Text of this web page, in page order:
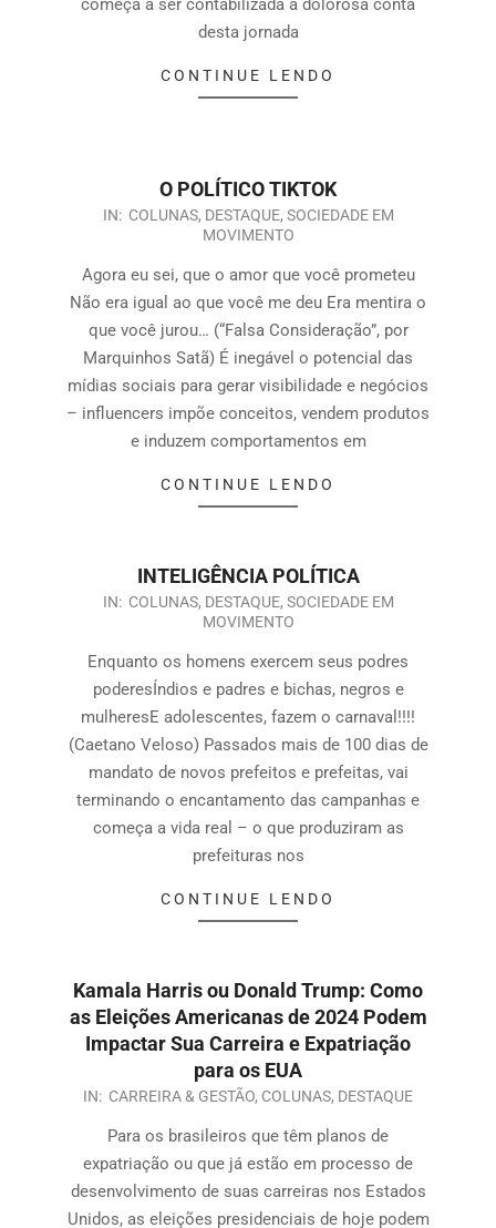
começa a ser contabilizada a dolorosa conta
desta jornada
CONTINUE LENDO
O POLÍTICO TIKTOK
IN: COLUNAS, DESTAQUE, SOCIEDADE EM
MOVIMENTO
Agora eu sei, que o amor que você prometeu
Não era igual ao que você me deu Era mentira o
que você jurou… (“Falsa Consideração”, por
Marquinhos Satã) É inegável o potencial das
mídias sociais para gerar visibilidade e negócios
– influencers impõe conceitos, vendem produtos
e induzem comportamentos em
CONTINUE LENDO
INTELIGÊNCIA POLÍTICA
IN: COLUNAS, DESTAQUE, SOCIEDADE EM
MOVIMENTO
Enquanto os homens exercem seus podres
poderesÍndios e padres e bichas, negros e
mulheresE adolescentes, fazem o carnaval!!!!
(Caetano Veloso) Passados mais de 100 dias de
mandato de novos prefeitos e prefeitas, vai
terminando o encantamento das campanhas e
começa a vida real – o que produziram as
prefeituras nos
CONTINUE LENDO
Kamala Harris ou Donald Trump: Como
as Eleições Americanas de 2024 Podem
Impactar Sua Carreira e Expatriação
para os EUA
IN: CARREIRA & GESTÃO, COLUNAS, DESTAQUE
Para os brasileiros que têm planos de
expatriação ou que já estão em processo de
desenvolvimento de suas carreiras nos Estados
Unidos, as eleições presidenciais de hoje podem